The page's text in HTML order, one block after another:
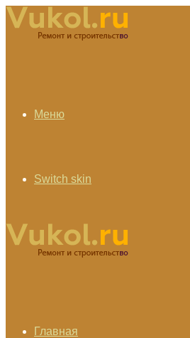
Меню
Switch skin
Главная